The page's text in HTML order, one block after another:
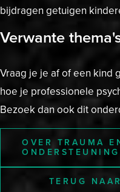
bijdragen getuigen
Verwante
Vraag je je af of een kind
hoe je professionele
Bezoek dan ook dit
OVER TRAUMA
ONDERSTEUNING
TERUG